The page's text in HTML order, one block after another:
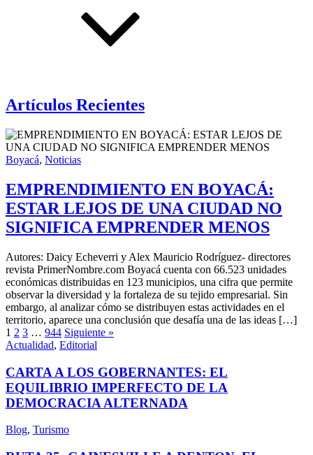
Artículos Recientes
Boyacá, Noticias
EMPRENDIMIENTO EN BOYACÁ:
ESTAR LEJOS DE UNA CIUDAD NO
SIGNIFICA EMPRENDER MENOS
Autores: Daicy Echeverri y Alex Mauricio Rodríguez- directores
revista PrimerNombre.com Boyacá cuenta con 66.523 unidades
económicas distribuidas en 123 municipios, una cifra que permite
observar la diversidad y la fortaleza de su tejido empresarial. Sin
embargo, al analizar cómo se distribuyen estas actividades en el
territorio, aparece una conclusión que desafía una de las ideas […]
1 2 3 … 944 Siguiente »
Actualidad, Editorial
CARTA A LOS GOBERNANTES: EL
EQUILIBRIO IMPERFECTO DE LA
DEMOCRACIA ALTERNADA
Blog, Turismo